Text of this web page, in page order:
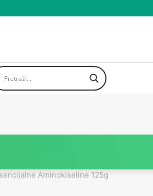
Aminokiseline 125g